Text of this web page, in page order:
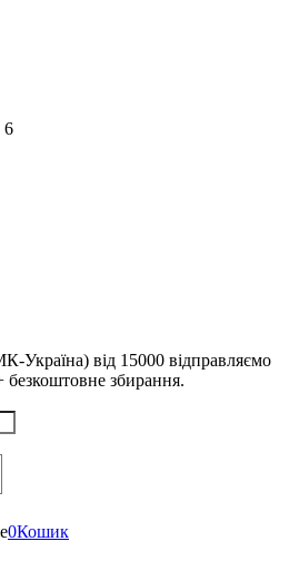
6
Україна) від 15000 відправляємо
збирання.
0Кошик